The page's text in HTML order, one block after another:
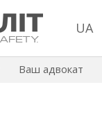
UA
Ваш адвокат